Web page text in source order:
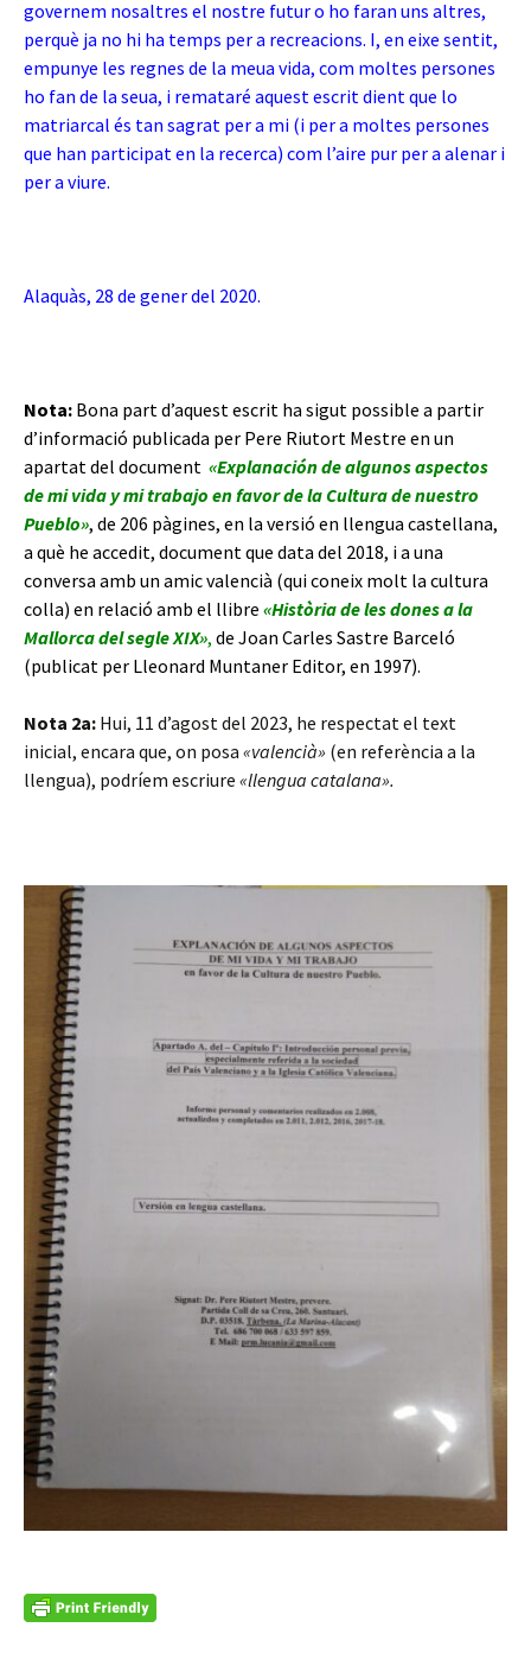
governem nosaltres el nostre futur o ho faran uns altres,
perquè ja no hi ha temps per a recreacions. I, en eixe sentit,
empunye les regnes de la meua vida, com moltes persones
ho fan de la seua, i remataré aquest escrit dient que lo
matriarcal és tan sagrat per a mi (i per a moltes persones
que han participat en la recerca) com l’aire pur per a alenar i
per a viure.
Alaquàs, 28 de gener del 2020.
Nota: Bona part d’aquest escrit ha sigut possible a partir
d’informació publicada per Pere Riutort Mestre en un
apartat del document «Explanación de algunos aspectos
de mi vida y mi trabajo en favor de la Cultura de nuestro
Pueblo», de 206 pàgines, en la versió en llengua castellana,
a què he accedit, document que data del 2018, i a una
conversa amb un amic valencià (qui coneix molt la cultura
colla) en relació amb el llibre «Història de les dones a la
Mallorca del segle XIX», de Joan Carles Sastre Barceló
(publicat per Lleonard Muntaner Editor, en 1997).
Nota 2a: Hui, 11 d’agost del 2023, he respectat el text
inicial, encara que, on posa «valencià» (en referència a la
llengua), podríem escriure «llengua catalana».